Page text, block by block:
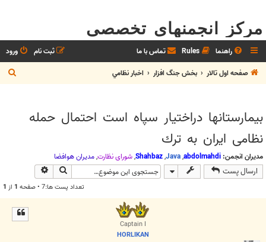
مرکز انجمنهای تخصصی
راهنما Rules تماس با ما ورود
ثبت نام
صفحه اول تالار
بخش جنگ افزار اخبار نظامي
س
بیمارستانها دراختیار سپاه است احتمال حمله
نظامی ایران به ترك
مدیران انجمن: abdolmahdi
,
Java
,
Shahbaz
,شوراي نظارت,مديران هوافضا
ارسال پست جستجو
تعداد پست ها:7 • صفحه 1 از 1
Captain I
HORLIKAN